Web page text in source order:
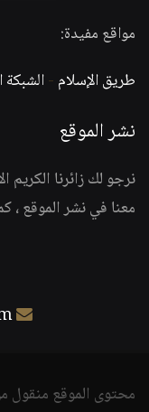
مواقع مفيدة:
طريق الإسلام -الشبكة
نشر الموقع
نرجو لك زائرنا الكريم
معنا في نشر الموقع ،
محتوى الموقع